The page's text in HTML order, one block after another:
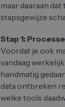
maar daaraan
stapsgewijze
Stap 1:
Voordat je ook
vandaag
handmatig
data ontbreken
welke tools